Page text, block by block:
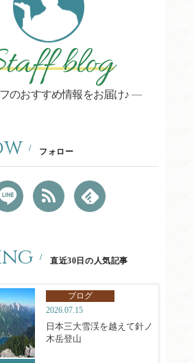
blog
のおすすめ情報をお届け♪
フォロー
直近30日の人気記事
ブログ
2026.07.15
日本三大雪渓を越えて針ノ
木岳登山